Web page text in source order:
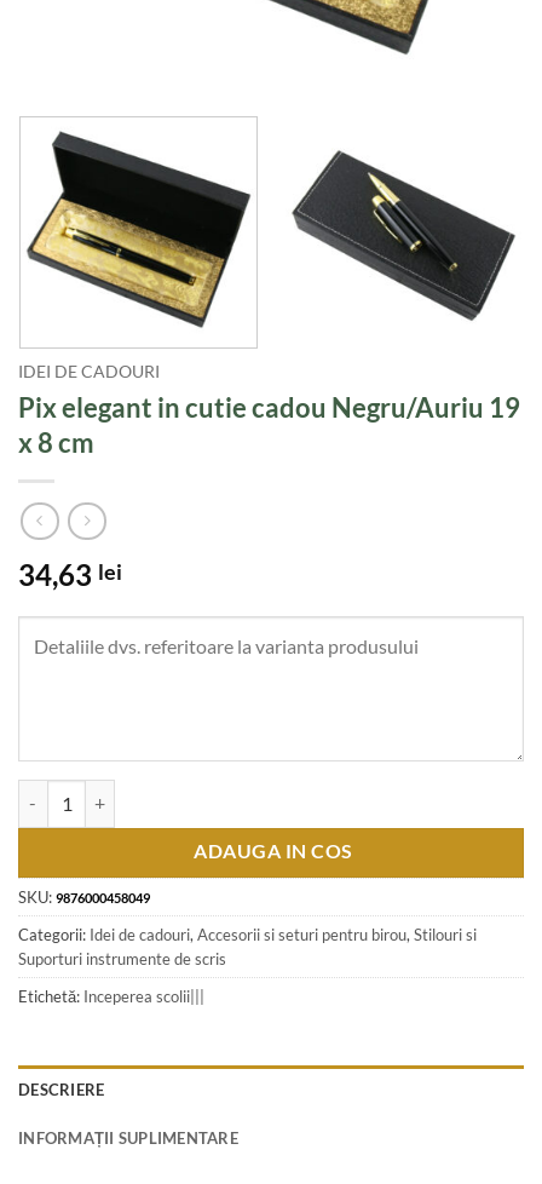
IDEI DE CADOURI
Pix elegant in cutie cadou Negru/Auriu 19
x 8 cm
34,63 lei
ADAUGA IN COS
SKU: 9876000458049
Categorii: Idei de cadouri, Accesorii si seturi pentru birou, Stilouri si
Suporturi instrumente de scris
Etichetă: Inceperea scolii|||
DESCRIERE
INFORMAȚII SUPLIMENTARE